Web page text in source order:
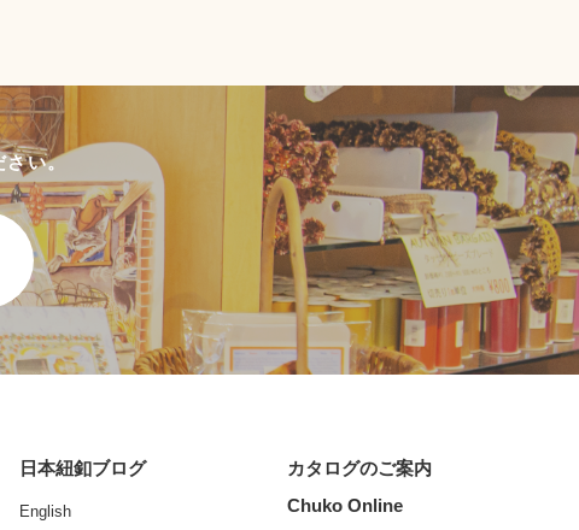
さい。
日本紐釦ブログ
English
カタログのご案内
Chuko Online